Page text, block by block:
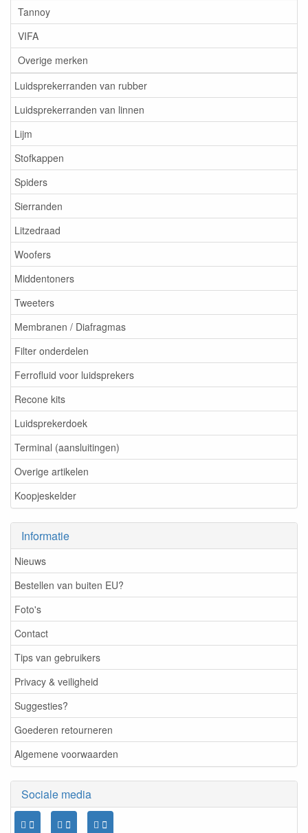
Tannoy
VIFA
Overige merken
Luidsprekerranden van rubber
Luidsprekerranden van linnen
Lijm
Stofkappen
Spiders
Sierranden
Litzedraad
Woofers
Middentoners
Tweeters
Membranen / Diafragmas
Filter onderdelen
Ferrofluid voor luidsprekers
Recone kits
Luidsprekerdoek
Terminal (aansluitingen)
Overige artikelen
Koopjeskelder
Informatie
Nieuws
Bestellen van buiten EU?
Foto's
Contact
Tips van gebruikers
Privacy & veiligheid
Suggesties?
Goederen retourneren
Algemene voorwaarden
Sociale media